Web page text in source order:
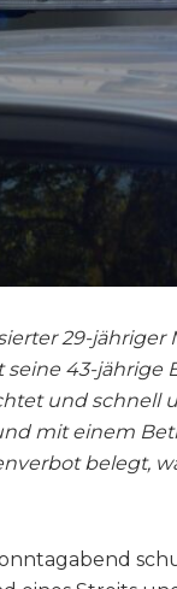
29-
43-jährige
und schnell
mit einem
belegt,